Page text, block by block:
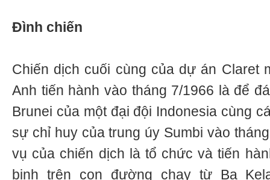
Đình chiến
Chiến dịch cuối cùng của dự án Claret
Anh tiến hành vào tháng 7/1966 là để
Brunei của một đại đội Indonesia cùng
sự chỉ huy của trung úy Sumbi vào
vụ của chiến dịch là tổ chức và tiến
binh trên con đường chạy từ Ba